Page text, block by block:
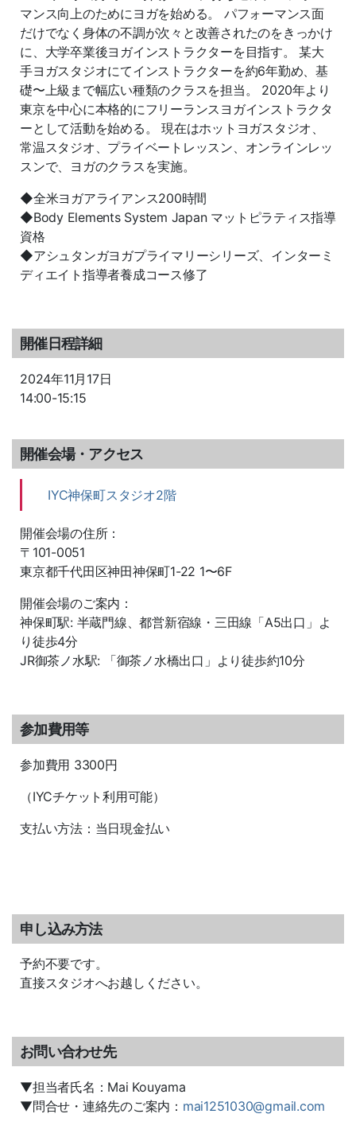
マンス向上のためにヨガを始める。 パフォーマンス面
だけでなく身体の不調が次々と改善されたのをきっかけ
に、大学卒業後ヨガインストラクターを目指す。 某大
手ヨガスタジオにてインストラクターを約6年勤め、基
礎〜上級まで幅広い種類のクラスを担当。 2020年より
東京を中心に本格的にフリーランスヨガインストラクタ
ーとして活動を始める。 現在はホットヨガスタジオ、
常温スタジオ、プライベートレッスン、オンラインレッ
スンで、ヨガのクラスを実施。
◆全米ヨガアライアンス200時間
◆Body Elements System Japan マットピラティス指導
資格
◆アシュタンガヨガプライマリーシリーズ、インターミ
ディエイト指導者養成コース修了
開催日程詳細
2024年11月17日
14:00-15:15
開催会場・アクセス
IYC神保町スタジオ2階
開催会場の住所：
〒101-0051
東京都千代田区神田神保町1-22 1〜6F
開催会場のご案内：
神保町駅: 半蔵門線、都営新宿線・三田線「A5出口」よ
り徒歩4分
JR御茶ノ水駅: 「御茶ノ水橋出口」より徒歩約10分
参加費用等
参加費用 3300円
（IYCチケット利用可能）
支払い方法：当日現金払い
申し込み方法
予約不要です。
直接スタジオへお越しください。
お問い合わせ先
▼担当者氏名：Mai Kouyama
▼問合せ・連絡先のご案内： mai1251030@gmail.com